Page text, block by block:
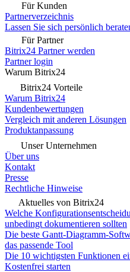
Für Kunden
Partnerverzeichnis
Lassen Sie sich persönlich
Für Partner
Bitrix24 Partner werden
Partner login
Warum Bitrix24
Bitrix24 Vorteile
Warum Bitrix24
Kundenbewertungen
Vergleich mit anderen Lösungen
Produktanpassung
Unser Unternehmen
Über uns
Kontakt
Presse
Rechtliche Hinweise
Aktuelles von Bitrix24
Welche
unbedingt dokumentieren sollten
Die beste Gantt-Diagramm-
das passende Tool
Die 10 wichtigsten Funktionen
Kostenfrei starten